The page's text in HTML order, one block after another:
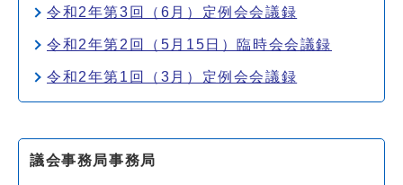
令和2年第3回（6月）定例会会議録
令和2年第2回（5月15日）臨時会会議録
令和2年第1回（3月）定例会会議録
議会事務局事務局